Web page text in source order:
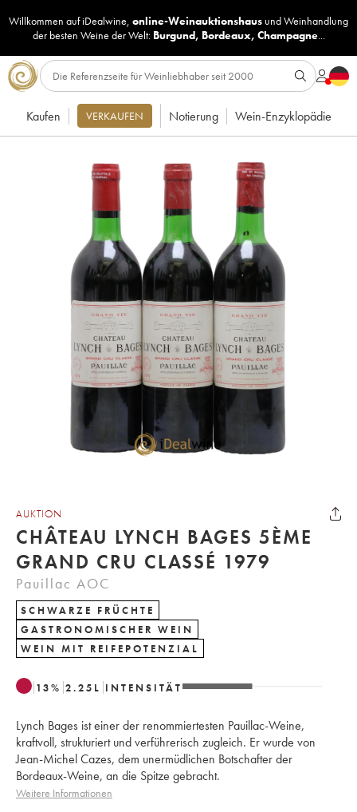
Willkommen auf iDealwine, online-Weinauktionshaus undWeinhandlung
der besten Weine der Welt: Burgund, Bordeaux, Champagne...
Kaufen VERKAUFEN Notierung Wein-Enzyklopädie
AUKTION
CHÂTEAU LYNCH BAGES 5ÈME
GRAND CRU CLASSÉ 1979
Pauillac AOC
SCHWARZE FRÜCHTE
GASTRONOMISCHER WEIN
WEIN MIT REIFEPOTENZIAL
13% 2.25 L INTENSITÄT
Lynch Bages ist einer der renommiertesten Pauillac-Weine,
kraftvoll, strukturiert und verführerisch zugleich. Er wurde von
Jean-Michel Cazes, dem unermüdlichen Botschafter der
Bordeaux-Weine, an die Spitze gebracht.
Weitere Informationen